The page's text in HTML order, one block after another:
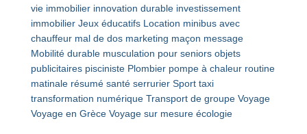
vie immobilier innovation durable investissement
immobilier Jeux éducatifs Location minibus avec
chauffeur mal de dos marketing maçon message
Mobilité durable musculation pour seniors objets
publicitaires pisciniste Plombier pompe à chaleur routine
matinale résumé santé serrurier Sport taxi
transformation numérique Transport de groupe Voyage
Voyage en Grèce Voyage sur mesure écologie